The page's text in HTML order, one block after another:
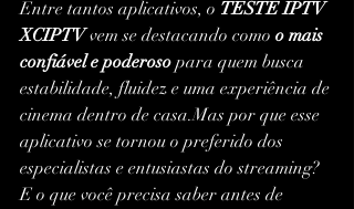
Entre tantos aplicativos, o TESTE IPTV
XCIPTV vem se destacando como o mais
confiável e poderoso para quem busca
estabilidade, fluidez e uma experiência de
cinema dentro de casa.Mas por que esse
aplicativo se tornou o preferido dos
especialistas e entusiastas do streaming?
E o que você precisa saber antes de